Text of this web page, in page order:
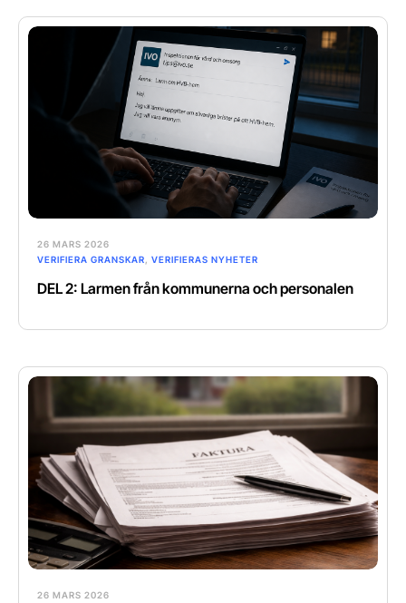
26 MARS 2026
VERIFIERA GRANSKAR
VERIFIERAS NYHETER
DEL 2: Larmen från kommunerna och personalen
26 MARS 2026